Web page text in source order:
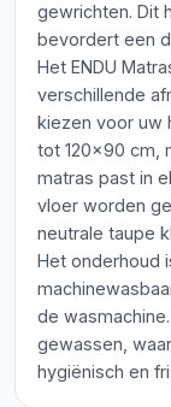
gewrichten. Dit
bevordert een
Het ENDU
verschillende
kiezen voor uw
tot 120x90 cm,
matras past in
vloer worden
neutrale taupe
Het onderhoud
de
gewassen,
hygiënisch en